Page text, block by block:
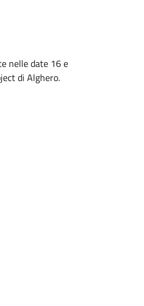
nelle date 16 e
di Alghero.